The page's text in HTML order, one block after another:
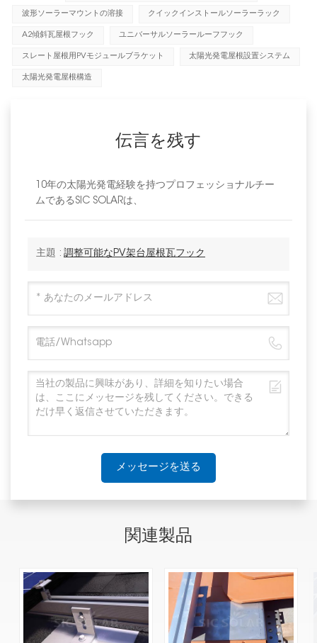
波形ソーラーマウントの溶接 クイックインストールソーラーラック
A2傾斜瓦屋根フック ユニバーサルソーラールーフフック
スレート屋根用PVモジュールブラケット 太陽光発電屋根設置システム
太陽光発電屋根構造
伝言を残す
10年の太陽光発電経験を持つプロフェッショナルチー
ムであるSIC SOLARは、
主題 : 調整可能なPV架台屋根瓦フック
メッセージを送る
関連製品